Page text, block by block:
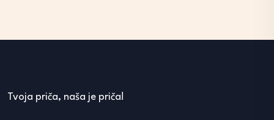
Tvoja priča, naša je priča!